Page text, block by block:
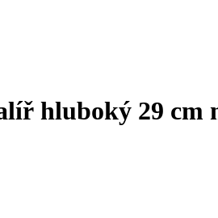
hluboký 29 cm